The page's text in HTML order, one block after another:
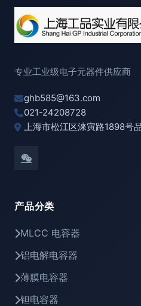
专业工业级电子元器件供应商
ghb585@163.com
021-24208728
上海市松江区涞寅路1898号
产品分类
MLCC 电容器
铝电解电容器
薄膜电容器
钽电容器